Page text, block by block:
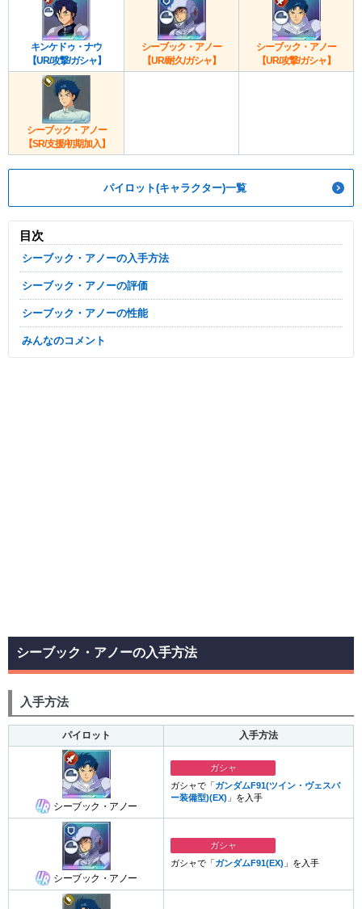
キンケドゥ・ナウ
【UR/攻撃/ガシャ】
シーブック・アノー
【UR/耐久/ガシャ】
シーブック・アノー
【UR/攻撃/ガシャ】
シーブック・アノー
【SR/支援/初期加入】
パイロット(キャラクター)一覧
目次
シーブック・アノーの入手方法
シーブック・アノーの評価
シーブック・アノーの性能
みんなのコメント
シーブック・アノーの入手方法
入手方法
パイロット 入手方法
シーブック・アノー
ガシャ
ガシャで「ガンダムF91(ツイン・ヴェスバ
ー装備型)(EX) 」を入手
シーブック・アノー
ガシャ
ガシャで「ガンダムF91(EX) 」を入手